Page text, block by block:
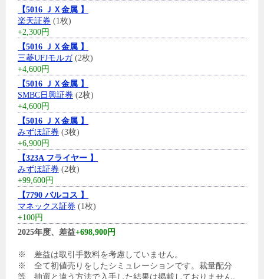
【5016 ＪＸ金属 】
楽天証券 (1枚)
+2,300円
【5016 ＪＸ金属 】
三菱UFJモルガ(2枚)
+4,600円
【5016 ＪＸ金属 】
SMBC日興証券 (2枚)
+4,600円
【5016 ＪＸ金属 】
みずほ証券 (3枚)
+6,900円
【323A フライヤー 】
みずほ証券 (2枚)
+99,600円
【7790 バルコス 】
マネックス証券 (1枚)
+100円
2025年度、差益+698,900円
※ 差益は取引手数料を考慮していません。
※ 全て初値売りをしたシミュレーションです。裁量配分
等、抽選と違う方法で入手した結果は掲載しておりません。